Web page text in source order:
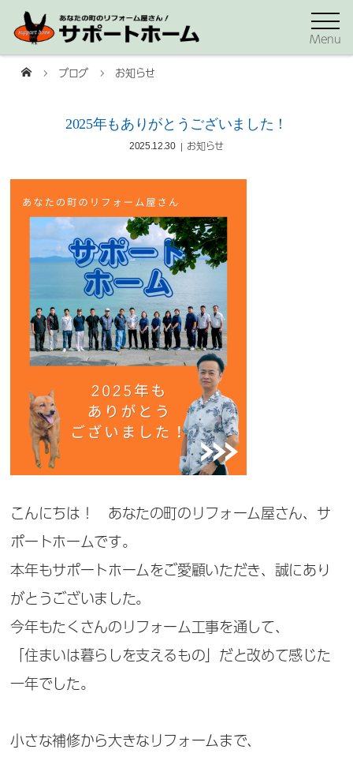
Menu
ブログ お知らせ
2025年もありがとうございました！
2025.12.30 お知らせ
こんにちは！ あなたの町のリフォーム屋さん、サ
ポートホームです。
本年もサポートホームをご愛顧いただき、誠にあり
がとうございました。
今年もたくさんのリフォーム工事を通して、
「住まいは暮らしを支えるもの」だと改めて感じた
一年でした。
小さな補修から大きなリフォームまで、